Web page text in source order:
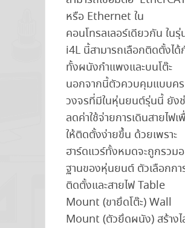
หรือ Ethernet ใน
คอนโทรลเลอร์เดียวกัน ในรุ่
i4L นี้สามารถเลือกติดตั้งได้
ทั้งผนังกำแพงและบนโต๊ะ
นอกจากนี้ตัวควบคุมแบบค
วงจรที่มีในหุ่นยนต์รุ่นนี้ ยัง
ลดค่าใช้จ่ายการเดินสายไฟเ
ให้ติดตั้งง่ายขึ้น ด้วยเพราะ
ฮาร์ดแวร์ทั้งหมดจะถูกรวม
ฐานของหุ่นยนต์ ตัวเลือกกา
ติดตั้งและสายไฟ Table
Mount (ขายึดโต๊ะ) Wall
Mount (ตัวยึดผนัง) สร้าง